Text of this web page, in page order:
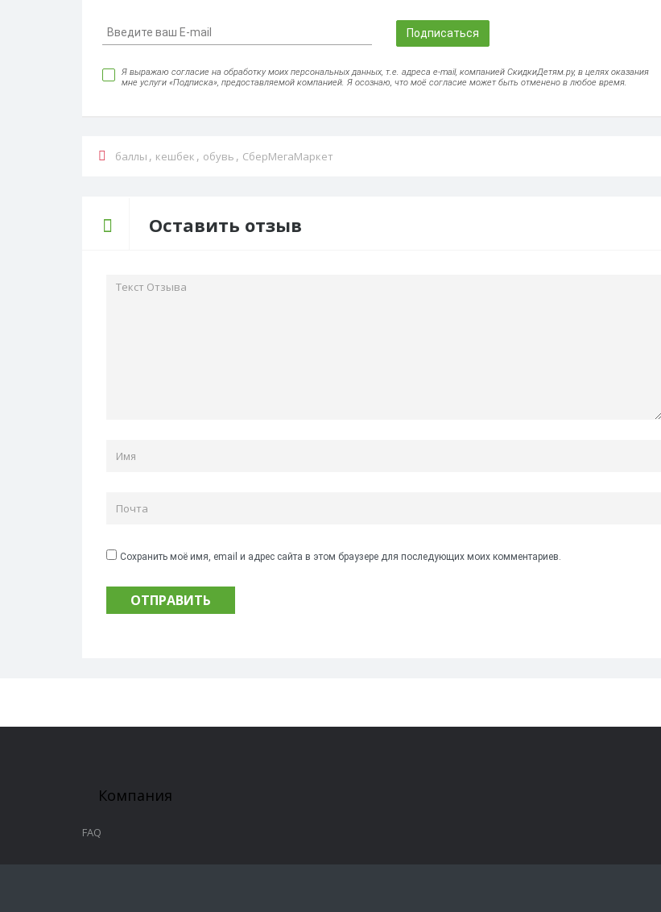
Подписаться
Я выражаю согласие на обработку моих персональных данных, т.е. адреса e-mail, компанией СкидкиДетям.ру, в целях оказания
мне услуги «Подписка», предоставляемой компанией. Я осознаю, что моё согласие может быть отменено в любое время.
баллы , кешбек , обувь , СберМегаМаркет
Оставить отзыв
Сохранить моё имя, email и адрес сайта в этом браузере для последующих моих комментариев.
Компания
FAQ